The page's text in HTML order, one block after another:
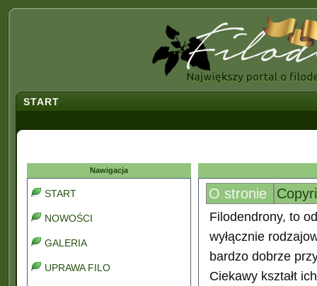
START
Nawigacja
START
NOWOŚCI
GALERIA
UPRAWA FILO
O stronie
Filodendrony, to
wyłącznie
bardzo dobrze
Ciekawy kształt